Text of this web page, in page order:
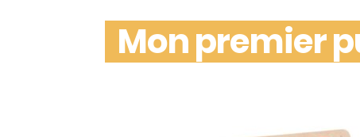
Mon premier